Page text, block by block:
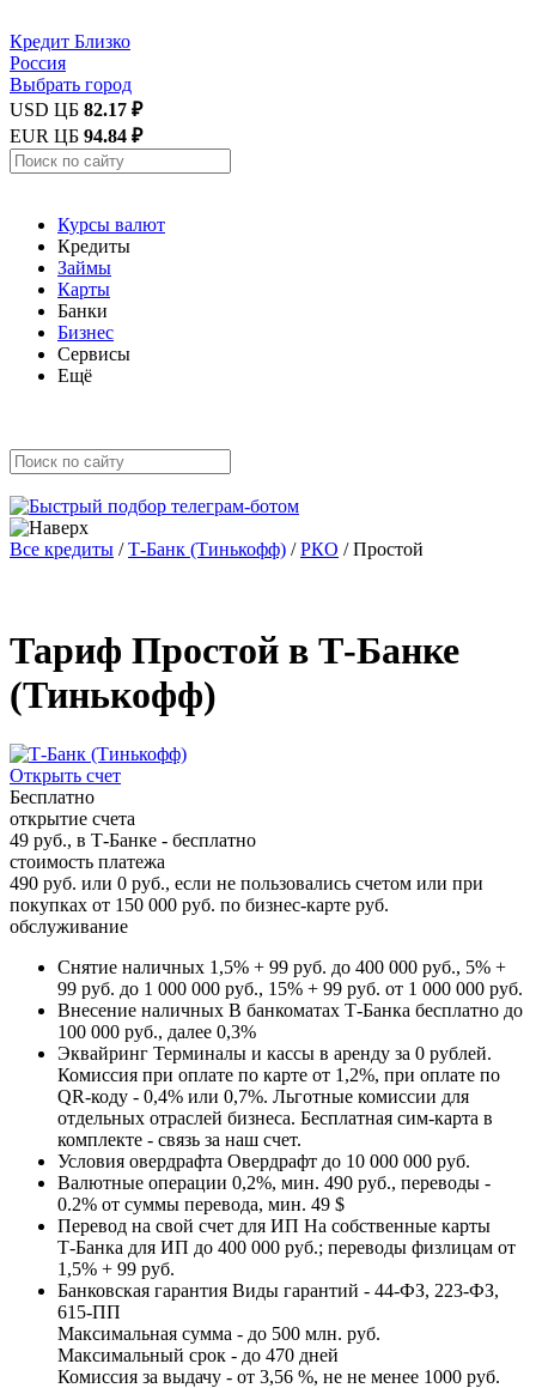
Кредит Близко
Россия
Выбрать город
USD ЦБ 82.17 ₽
EUR ЦБ 94.84 ₽
Курсы валют
Кредиты
Займы
Карты
Банки
Бизнес
Сервисы
Ещё
Все кредиты /Т-Банк (Тинькофф) /РКО /Простой
Тариф Простой в Т-Банке
(Тинькофф)
Открыть счет
Бесплатно
открытие счета
49 руб., в Т‑Банке - бесплатно
стоимость платежа
490 руб. или 0 руб., если не пользовались счетом или при
покупках от 150 000 руб. по бизнес-карте руб.
обслуживание
Снятие наличных 1,5% + 99 руб. до 400 000 руб., 5% +
99 руб. до 1 000 000 руб., 15% + 99 руб. от 1 000 000 руб.
Внесение наличных В банкоматах Т‑Банка бесплатно до
100 000 руб., далее 0,3%
Эквайринг Терминалы и кассы в аренду за 0 рублей.
Комиссия при оплате по карте от 1,2%, при оплате по
QR-коду - 0,4% или 0,7%. Льготные комиссии для
отдельных отраслей бизнеса. Бесплатная сим-карта в
комплекте - связь за наш счет.
Условия овердрафта Овердрафт до 10 000 000 руб.
Валютные операции 0,2%, мин. 490 руб., переводы -
0.2% от суммы перевода, мин. 49 $
Перевод на свой счет для ИП На собственные карты
Т‑Банка для ИП до 400 000 руб.; переводы физлицам от
1,5% + 99 руб.
Банковская гарантия Виды гарантий - 44-ФЗ, 223-ФЗ,
615-ПП
Максимальная сумма - до 500 млн. руб.
Максимальный срок - до 470 дней
Комиссия за выдачу - от 3,56 %, не не менее 1000 руб.